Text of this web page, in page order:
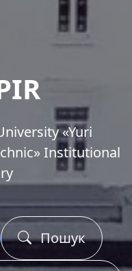
«Yuri
Institutional
Пошук